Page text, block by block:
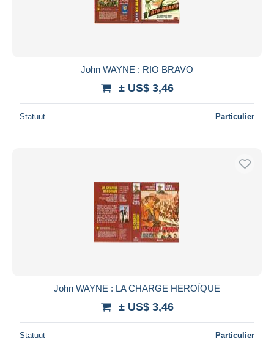
John WAYNE : RIO BRAVO
± US$ 3,46
Statuut Particulier
John WAYNE : LA CHARGE HEROÏQUE
± US$ 3,46
Statuut Particulier